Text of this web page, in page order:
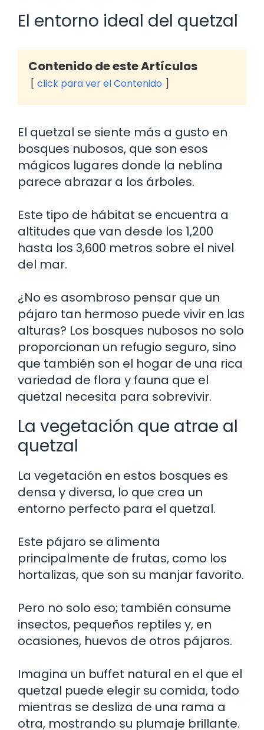
El entorno ideal del quetzal
Contenido de este Artículos
click para ver el Contenido
El quetzal se siente más a gusto en
bosques nubosos, que son esos
mágicos lugares donde la neblina
parece abrazar a los árboles.
Este tipo de hábitat se encuentra a
altitudes que van desde los 1,200
hasta los 3,600 metros sobre el nivel
del mar.
¿No es asombroso pensar que un
pájaro tan hermoso puede vivir en las
alturas? Los bosques nubosos no solo
proporcionan un refugio seguro, sino
que también son el hogar de una rica
variedad de flora y fauna que el
quetzal necesita para sobrevivir.
La vegetación que atrae al
quetzal
La vegetación en estos bosques es
densa y diversa, lo que crea un
entorno perfecto para el quetzal.
Este pájaro se alimenta
principalmente de frutas, como los
hortalizas, que son su manjar favorito.
Pero no solo eso; también consume
insectos, pequeños reptiles y, en
ocasiones, huevos de otros pájaros.
Imagina un buffet natural en el que el
quetzal puede elegir su comida, todo
mientras se desliza de una rama a
otra, mostrando su plumaje brillante.